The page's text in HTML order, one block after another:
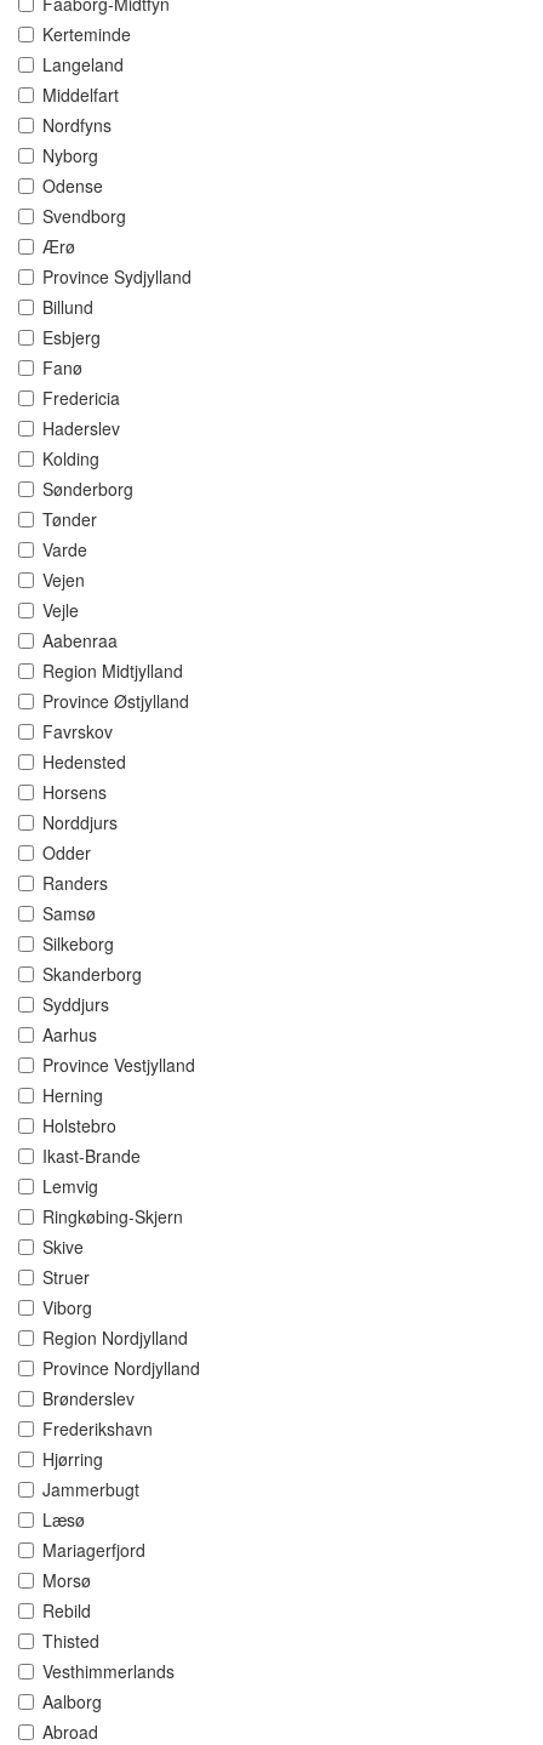
Kerteminde
Langeland
Middelfart
Nordfyns
Nyborg
Odense
Svendborg
Ærø
Province Sydjylland
Billund
Esbjerg
Fanø
Fredericia
Haderslev
Kolding
Sønderborg
Tønder
Varde
Vejen
Vejle
Aabenraa
Region Midtjylland
Province Østjylland
Favrskov
Hedensted
Horsens
Norddjurs
Odder
Randers
Samsø
Silkeborg
Skanderborg
Syddjurs
Aarhus
Province Vestjylland
Herning
Holstebro
Ikast-Brande
Lemvig
Ringkøbing-Skjern
Skive
Struer
Viborg
Region Nordjylland
Province Nordjylland
Brønderslev
Frederikshavn
Hjørring
Jammerbugt
Læsø
Mariagerfjord
Morsø
Rebild
Thisted
Vesthimmerlands
Aalborg
Abroad